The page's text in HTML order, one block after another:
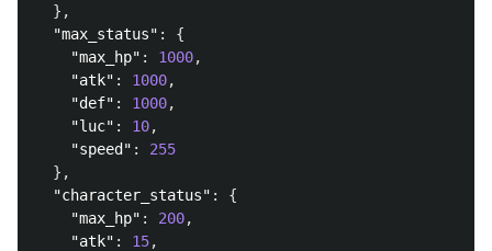
},
"max_status" :
{
"max_hp" : 1000,
"atk" : 1000,
"def" : 1000,
"luc" : 10,
"speed" :
255
},
"character_status" :
{
"max_hp" : 200,
"atk" : 15,